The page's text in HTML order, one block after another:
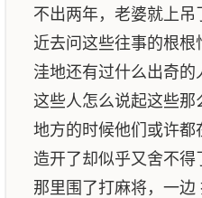
不出两年，老婆就上
近去问这些往事的根
洼地还有过什么出奇的
这些人怎么说起这些那
地方的时候他们或许
造开了却似乎又舍不得
那里围了打麻将，一